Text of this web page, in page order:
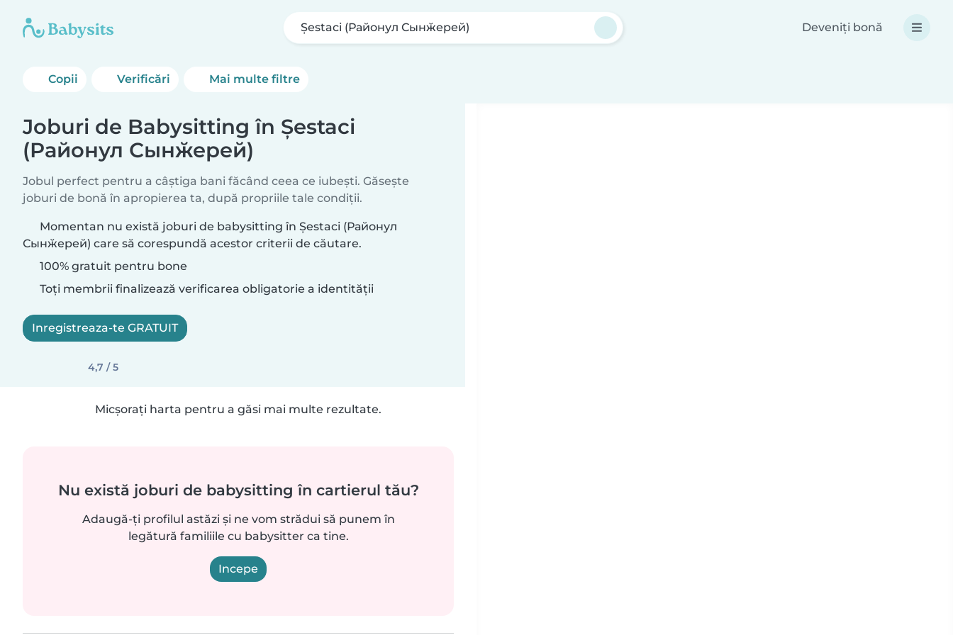
Şestaci (Районул Сынӂерей) Deveniți bonă
Copii Verificări Mai multe filtre
Joburi de Babysitting în Şestaci
(Районул Сынӂерей)
Jobul perfect pentru a câștiga bani făcând ceea ce iubești. Găsește
joburi de bonă în apropierea ta, după propriile tale condiții.
Momentan nu există joburi de babysitting în Şestaci (Районул
Сынӂерей) care să corespundă acestor criterii de căutare.
100% gratuit pentru bone
Toți membrii finalizează verificarea obligatorie a identității
Inregistreaza-te GRATUIT
4,7 / 5
Micșorați harta pentru a găsi mai multe rezultate.
Nu există joburi de babysitting în cartierul tău?
Adaugă-ți profilul astăzi și ne vom strădui să punem în
legătură familiile cu babysitter ca tine.
Incepe